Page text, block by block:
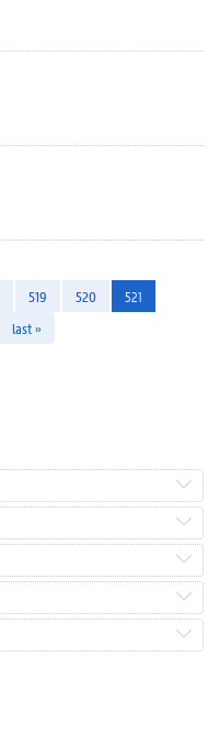
519 520
521
last »